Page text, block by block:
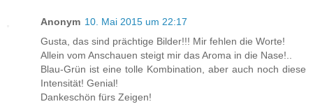
Anonym 10. Mai 2015 um 22:17
Gusta, das sind prächtige Bilder!!! Mir fehlen die Worte!
Allein vom Anschauen steigt mir das Aroma in die Nase!..
Blau-Grün ist eine tolle Kombination, aber auch noch diese
Intensität! Genial!
Dankeschön fürs Zeigen!